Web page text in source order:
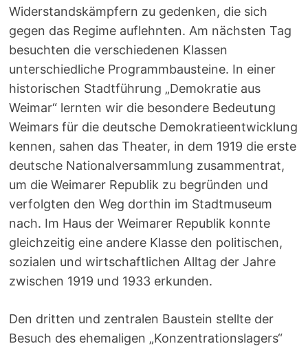
Widerstandskämpfern zu gedenken, die sich
gegen das Regime auflehnten. Am nächsten Tag
besuchten die verschiedenen Klassen
unterschiedliche Programmbausteine. In einer
historischen Stadtführung „Demokratie aus
Weimar“ lernten wir die besondere Bedeutung
Weimars für die deutsche Demokratieentwicklung
kennen, sahen das Theater, in dem 1919 die erste
deutsche Nationalversammlung zusammentrat,
um die Weimarer Republik zu begründen und
verfolgten den Weg dorthin im Stadtmuseum
nach. Im Haus der Weimarer Republik konnte
gleichzeitig eine andere Klasse den politischen,
sozialen und wirtschaftlichen Alltag der Jahre
zwischen 1919 und 1933 erkunden.
Den dritten und zentralen Baustein stellte der
Besuch des ehemaligen „Konzentrationslagers“